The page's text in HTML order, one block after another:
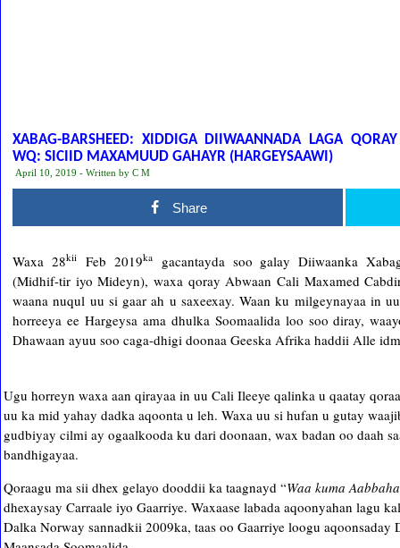
XABAG-BARSHEED: XIDDIGA DIIWAANNADA LAGA
WQ: SICIID MAXAMUUD GAHAYR (HARGEYSAAWI)
April 10, 2019 - Written by C M
Share
Waxa 28kiiFeb 2019kagacantayda soo galay Diiwaanka
(Midhif-tir iyo Mideyn), waxa qoray Abwaan Cali Maxamed
waana nuqul uu si gaar ah u saxeexay. Waan ku milgeynayaa in
horreeya ee Hargeysa ama dhulka Soomaalida loo soo diray,
Dhawaan ayuu soo caga-dhigi doonaa Geeska Afrika haddii Alle
Ugu horreyn waxa aan qirayaa in uu Cali Ileeye qalinka u qaatay
uu ka mid yahay dadka aqoonta u leh. Waxa uu si hufan u gutay
gudbiyay cilmi ay ogaalkooda ku dari doonaan, wax badan oo daah
bandhigayaa.
Qoraagu ma sii dhex gelayo dooddii ka taagnayd “Waa kuma
dhexaysay Carraale iyo Gaarriye. Waxaase labada aqoonyahan lagu
Dalka Norway sannadkii 2009ka, taas oo Gaarriye loogu aqoonsaday